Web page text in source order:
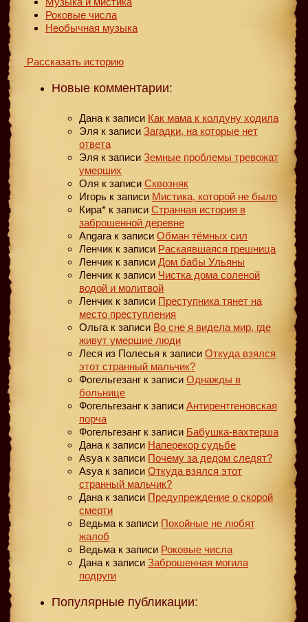
Роковые числа
Необычная музыка
Рассказать историю
Новые комментарии:
Дана к записи Как мама к колдуну ходила
Эля к записи Загадки, на которые нет
ответа
Эля к записи Земные проблемы тревожат
умерших
Оля к записи Сквозняк
Игорь к записи Мистика, которой не было
Кира* к записи Странная история в
заброшенной деревне
Angara к записи Обман тёмных сил
Ленчик к записи Раскаявшаяся грешница
Ленчик к записи Дом бабы Ульяны
Ленчик к записи Чистка дома соленой
водой и молитвой
Ленчик к записи Преступника тянет на
место преступления
Ольга к записи Во сне я видела мир, где
живут умершие люди
Леся из Полесья к записи Откуда взялся
этот странный мальчик?
Фогельгезанг к записи Однажды в
больнице
Фогельгезанг к записи Антирентгеновская
порча
Фогельгезанг к записи Бабушка-вахтерша
Дана к записи Наперекор судьбе
Asya к записи Почему за дедом следят?
Asya к записи Откуда взялся этот
странный мальчик?
Дана к записи Предупреждение о скорой
смерти
Ведьма к записи Покойные не любят
жалоб
Ведьма к записи Роковые числа
Дана к записи Заброшенная могила
подруги
Популярные публикации: